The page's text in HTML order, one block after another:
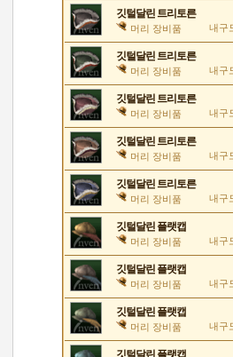
깃털달린 트리토른
머리 장비품 내구
깃털달린 트리토른
머리 장비품 내구
깃털달린 트리토른
머리 장비품 내구
깃털달린 트리토른
머리 장비품 내구
깃털달린 트리토른
머리 장비품 내구
깃털달린 플랫캡
머리 장비품 내구
깃털달린 플랫캡
머리 장비품 내구
깃털달린 플랫캡
머리 장비품 내구
깃털달린 플랫캡